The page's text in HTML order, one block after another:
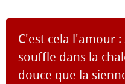
C'est cela l'amour
souffle dans la
douce que la